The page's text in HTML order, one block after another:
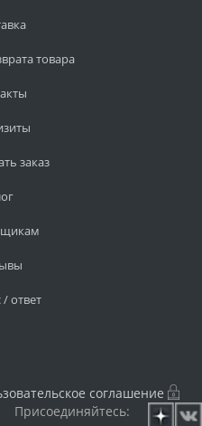
товара
заказ
ответ
соглашение
Присоединяйтесь: